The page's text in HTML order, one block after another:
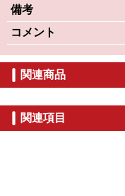
備考
コメント
関連商品
関連項目